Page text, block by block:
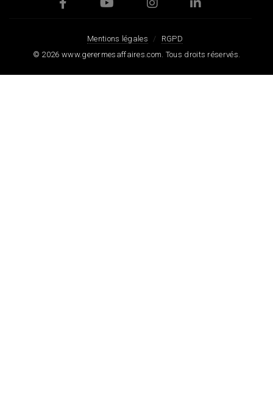
Mentions légales
RGPD
© 2026 www.gerermesaffaires.com. Tous droits réservés.